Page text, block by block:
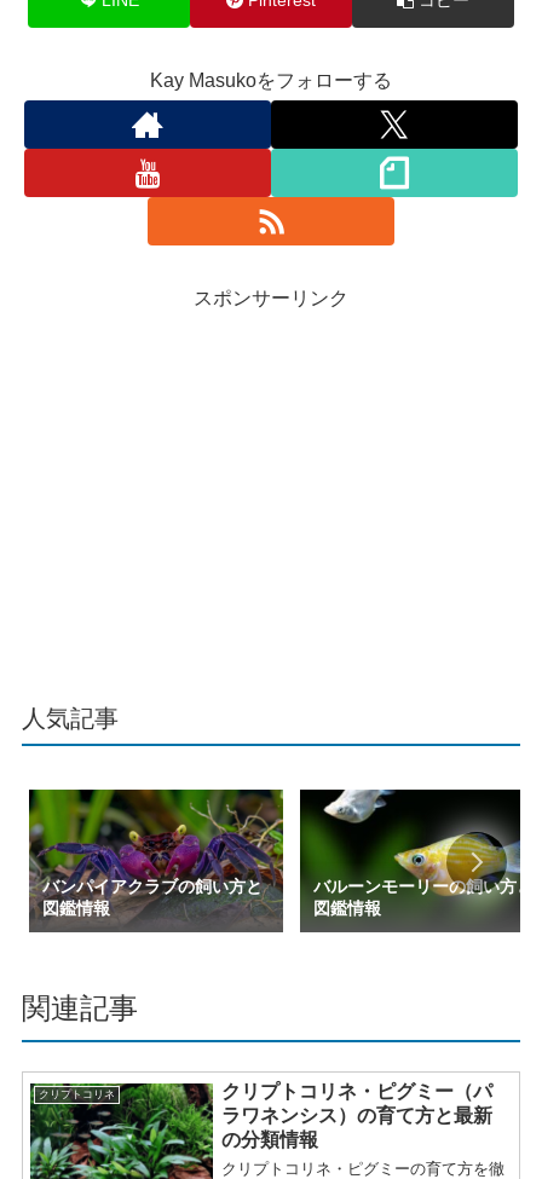
Kay Masukoをフォローする
スポンサーリンク
人気記事
バンパイアクラブの飼い方と
図鑑情報
バルーンモーリーの飼い方と
図鑑情報
関連記事
クリプトコリネ
クリプトコリネ・ピグミー（パ
ラワネンシス）の育て方と最新
の分類情報
クリプトコリネ・ピグミーの育て方を徹